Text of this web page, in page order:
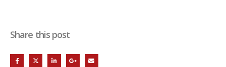
Share this post